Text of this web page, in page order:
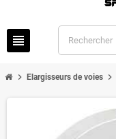
view_headline
chevron_right Elargisseurs de voies chevron_right